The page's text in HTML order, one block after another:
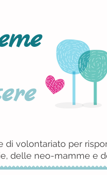
di volontariato per
delle neo-mamme e